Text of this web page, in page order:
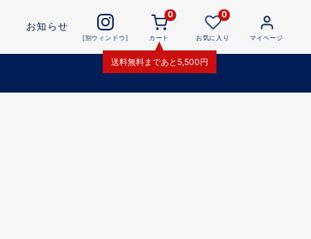
お知らせ
[別ウィンドウ]
0
カート
送料無料まであと 5,500円
0
お気に入り マイページ